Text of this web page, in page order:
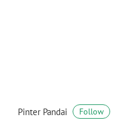
Pinter Pandai Follow